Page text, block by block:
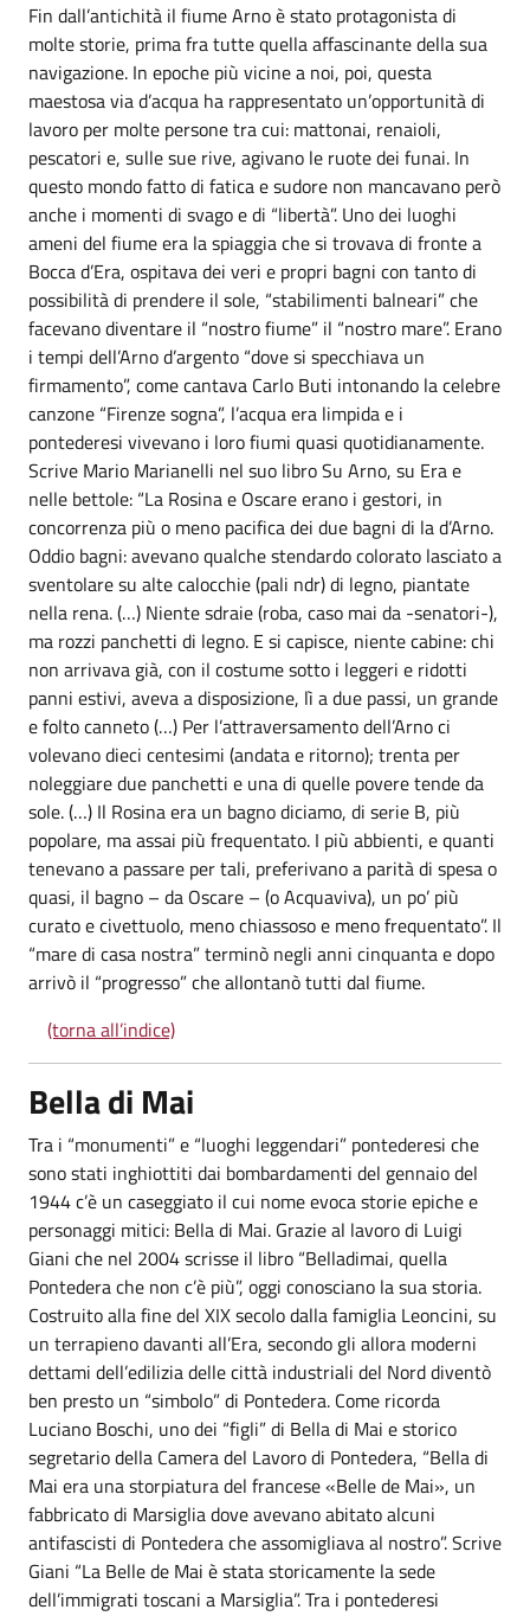
Fin dall’antichità il fiume Arno è stato protagonista di
molte storie, prima fra tutte quella affascinante della sua
navigazione. In epoche più vicine a noi, poi, questa
maestosa via d’acqua ha rappresentato un’opportunità di
lavoro per molte persone tra cui: mattonai, renaioli,
pescatori e, sulle sue rive, agivano le ruote dei funai. In
questo mondo fatto di fatica e sudore non mancavano però
anche i momenti di svago e di “libertà”. Uno dei luoghi
ameni del fiume era la spiaggia che si trovava di fronte a
Bocca d’Era, ospitava dei veri e propri bagni con tanto di
possibilità di prendere il sole, “stabilimenti balneari” che
facevano diventare il “nostro fiume” il “nostro mare”. Erano
i tempi dell’Arno d’argento “dove si specchiava un
firmamento”, come cantava Carlo Buti intonando la celebre
canzone “Firenze sogna”, l’acqua era limpida e i
pontederesi vivevano i loro fiumi quasi quotidianamente.
Scrive Mario Marianelli nel suo libro Su Arno, su Era e
nelle bettole: “La Rosina e Oscare erano i gestori, in
concorrenza più o meno pacifica dei due bagni di la d’Arno.
Oddio bagni: avevano qualche stendardo colorato lasciato a
sventolare su alte calocchie (pali ndr) di legno, piantate
nella rena. (…) Niente sdraie (roba, caso mai da -senatori-),
ma rozzi panchetti di legno. E si capisce, niente cabine: chi
non arrivava già, con il costume sotto i leggeri e ridotti
panni estivi, aveva a disposizione, lì a due passi, un grande
e folto canneto (…) Per l’attraversamento dell’Arno ci
volevano dieci centesimi (andata e ritorno); trenta per
noleggiare due panchetti e una di quelle povere tende da
sole. (…) Il Rosina era un bagno diciamo, di serie B, più
popolare, ma assai più frequentato. I più abbienti, e quanti
tenevano a passare per tali, preferivano a parità di spesa o
quasi, il bagno – da Oscare – (o Acquaviva), un po’ più
curato e civettuolo, meno chiassoso e meno frequentato”. Il
“mare di casa nostra” terminò negli anni cinquanta e dopo
arrivò il “progresso” che allontanò tutti dal fiume.
(torna all’indice)
Bella di Mai
Tra i “monumenti” e “luoghi leggendari” pontederesi che
sono stati inghiottiti dai bombardamenti del gennaio del
1944 c’è un caseggiato il cui nome evoca storie epiche e
personaggi mitici: Bella di Mai. Grazie al lavoro di Luigi
Giani che nel 2004 scrisse il libro “Belladimai, quella
Pontedera che non c’è più”, oggi conosciano la sua storia.
Costruito alla fine del XIX secolo dalla famiglia Leoncini, su
un terrapieno davanti all’Era, secondo gli allora moderni
dettami dell’edilizia delle città industriali del Nord diventò
ben presto un “simbolo” di Pontedera. Come ricorda
Luciano Boschi, uno dei “figli” di Bella di Mai e storico
segretario della Camera del Lavoro di Pontedera, “Bella di
Mai era una storpiatura del francese «Belle de Mai», un
fabbricato di Marsiglia dove avevano abitato alcuni
antifascisti di Pontedera che assomigliava al nostro”. Scrive
Giani “La Belle de Mai è stata storicamente la sede
dell’immigrati toscani a Marsiglia”. Tra i pontederesi